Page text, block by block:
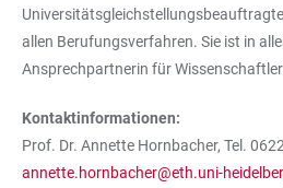
allen Berufungsverfahren. Sie ist in
Ansprechpartnerin für
Kontaktinformationen:
Prof. Dr. Annette Hornbacher, Tel.
annette.hornbacher@eth.uni-